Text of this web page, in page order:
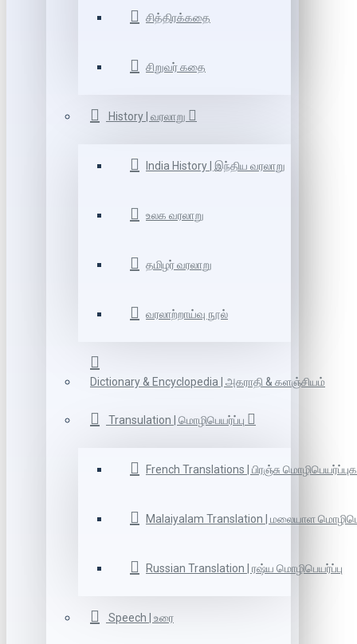
சித்திரக்கதை
சிறுவர் கதை
History | வரலாறு
India History | இந்திய வரலாறு
உலக வரலாறு
தமிழர் வரலாறு
வரலாற்றாய்வு நூல்
Dictionary & Encyclopedia | அகராதி & களஞ்சியம்
Transulation | மொழிபெயர்ப்பு
French Translations | பிரஞ்சு
Malaiyalam Translation | மலையாள
Russian Translation | ரஷ்ய மொழிபெயர்ப்பு
Speech | உரை